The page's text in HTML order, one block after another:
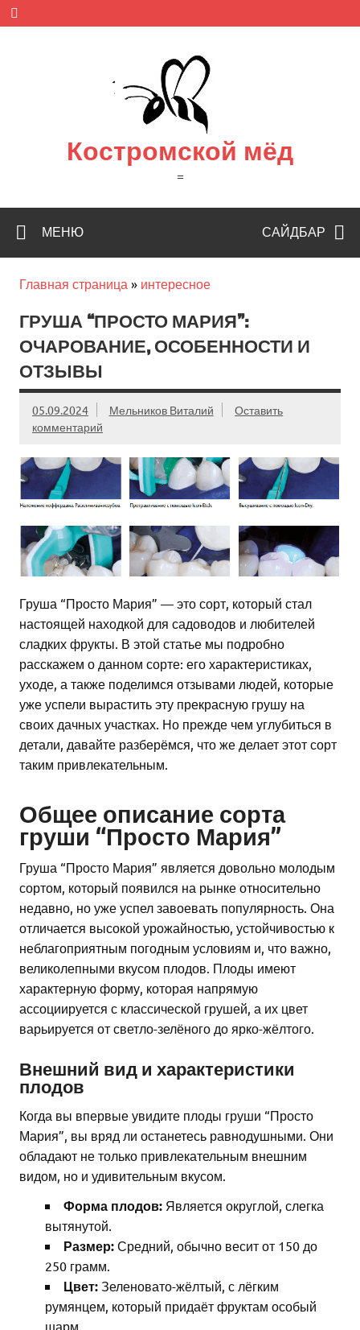
Skip
content
Костромской мёд
=
САЙДБАР
МЕНЮ
Главная страница » интересное
ГРУША “ПРОСТО МАРИЯ”:
ОЧАРОВАНИЕ, ОСОБЕННОСТИ И
ОТЗЫВЫ
05.09.2024 Мельников Виталий
Оставить
комментарий
Груша “Просто Мария” — это сорт, который стал
настоящей находкой для садоводов и любителей
сладких фрукты. В этой статье мы подробно
расскажем о данном сорте: его характеристиках,
уходе, а также поделимся отзывами людей, которые
уже успели вырастить эту прекрасную грушу на
своих дачных участках. Но прежде чем углубиться в
детали, давайте разберёмся, что же делает этот сорт
таким привлекательным.
Общее описание сорта
груши “Просто Мария”
Груша “Просто Мария” является довольно молодым
сортом, который появился на рынке относительно
недавно, но уже успел завоевать популярность. Она
отличается высокой урожайностью, устойчивостью к
неблагоприятным погодным условиям и, что важно,
великолепными вкусом плодов. Плоды имеют
характерную форму, которая напрямую
ассоциируется с классической грушей, а их цвет
варьируется от светло-зелёного до ярко-жёлтого.
Внешний вид и характеристики
плодов
Когда вы впервые увидите плоды груши “Просто
Мария”, вы вряд ли останетесь равнодушными. Они
обладают не только привлекательным внешним
видом, но и удивительным вкусом.
Форма плодов: Является округлой, слегка
вытянутой.
Размер: Средний, обычно весит от 150 до
250 грамм.
Цвет: Зеленовато-жёлтый, с лёгким
румянцем, который придаёт фруктам особый
шарм.